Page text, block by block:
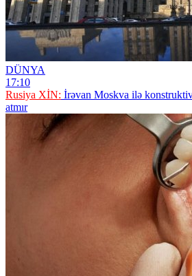
DÜNYA
17:10
Rusiya XİN: İrəvan Moskva ilə
atmır